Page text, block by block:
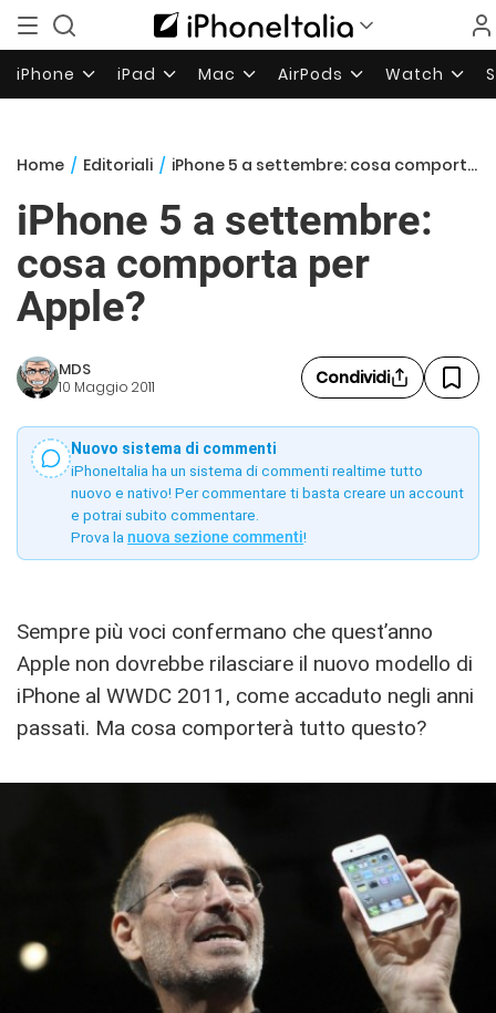
iPhone iPad Mac AirPods Watch
Home / Editoriali / iPhone 5 a settembre: cosa comporta per Apple?
iPhone 5 a settembre:
cosa comporta per
Apple?
MDS
10 Maggio 2011 Condividi
Nuovo sistema di commenti
iPhoneItalia ha un sistema di commenti realtime tutto
nuovo e nativo! Per commentare ti basta creare un account
e potrai subito commentare.
Prova la nuova sezione commenti!
Sempre più voci confermano che quest’anno
Apple non dovrebbe rilasciare il nuovo modello di
iPhone al WWDC 2011, come accaduto negli anni
passati. Ma cosa comporterà tutto questo?